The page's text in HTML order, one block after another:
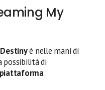
My
è nelle mani di
possibilità di
piattaforma